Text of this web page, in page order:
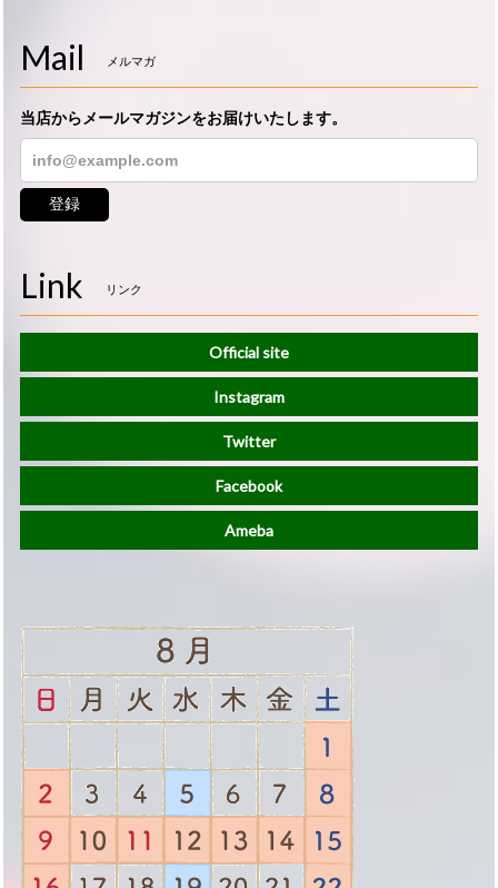
Mail メルマガ
当店からメールマガジンをお届けいたします。
登録
Link リンク
Official site
Instagram
Twitter
Facebook
Ameba